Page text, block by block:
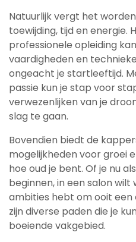
Natuurlijk vergt het
toewijding, tijd en energie.
professionele opleiding
vaardigheden en
ongeacht je startleeftijd.
passie kun je stap voor
verwezenlijken van je
slag te gaan.
Bovendien biedt de
mogelijkheden voor groei
hoe oud je bent. Of je nu
beginnen, in een salon
ambities hebt om ooit
zijn diverse paden die je
boeiende vakgebied.